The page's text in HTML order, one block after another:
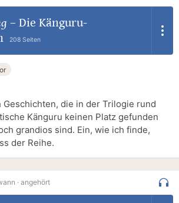
– Die Känguru-
208 Seiten
Geschichten, die in der Trilogie rund
Känguru keinen Platz gefunden
grandios sind. Ein, wie ich finde,
der Reihe.
· angehört